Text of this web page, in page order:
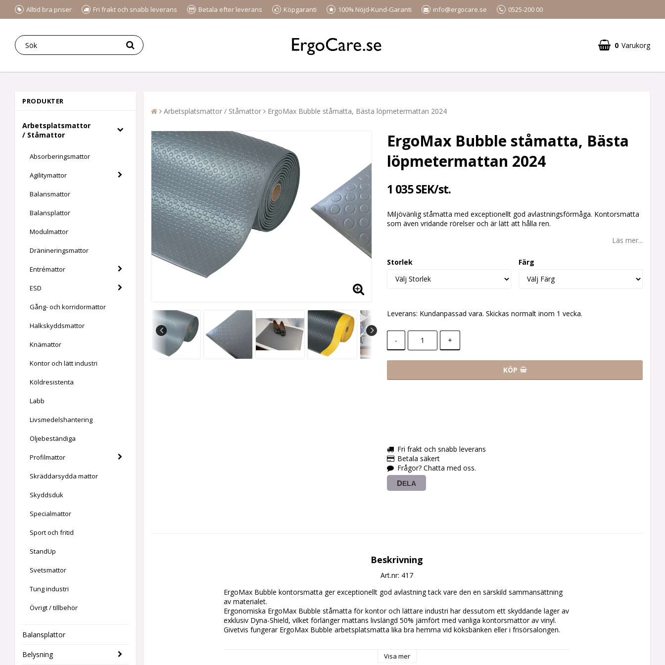
Alltid bra priser Fri frakt och snabb leverans Betala efter leverans Köpgaranti 100% Nöjd-Kund-Garanti info@ergocare.se 0525-200 00
0 Varukorg
PRODUKTER
Arbetsplatsmattor
/ Ståmattor
Absorberingsmattor
Agilitymattor
Balansmattor
Balansplattor
Modulmattor
Dränineringsmattor
Entrémattor
ESD
Gång- och korridormattor
Halkskyddsmattor
Knämattor
Kontor och lätt industri
Köldresistenta
Labb
Livsmedelshantering
Oljebeständiga
Profilmattor
Skräddarsydda mattor
Skyddsduk
Specialmattor
Sport och fritid
StandUp
Svetsmattor
Tung industri
Övrigt / tillbehör
Balansplattor
Belysning
Arbetsplatsmattor / Ståmattor ErgoMax Bubble ståmatta, Bästa löpmetermattan 2024
ErgoMax Bubble ståmatta, Bästa
löpmetermattan 2024
1 035 SEK/st.
Miljövänlig ståmatta med exceptionellt god avlastningsförmåga. Kontorsmatta
som även vridande rörelser och är lätt att hålla ren.
Läs mer...
Storlek Färg
Leverans: Kundanpassad vara. Skickas normalt inom 1 vecka.
- +
KÖP
Fri frakt och snabb leverans
Betala säkert
Frågor? Chatta med oss.
DELA
Beskrivning
Art.nr: 417
ErgoMax Bubble kontorsmatta ger exceptionellt god avlastning tack vare den en särskild sammansättning
av materialet.
Ergonomiska ErgoMax Bubble ståmatta för kontor och lättare industri har dessutom ett skyddande lager av
exklusiv Dyna-Shield, vilket förlänger mattans livslängd 50% jämfört med vanliga kontorsmattor av vinyl.
Givetvis fungerar ErgoMax Bubble arbetsplatsmatta lika bra hemma vid köksbänken eller i frisörsalongen.
ErgoMax Bubble är en ergonomisk arbetsplatsmatta för kontor och lättare industri som även finns i en
Visa mer